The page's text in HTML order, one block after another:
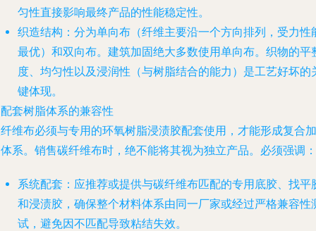
匀性直接影响最终产品的性能稳定性。
织造结构 ：分为单向布（纤维主要沿一个方向排列，受力性
最优）和双向布。建筑加固绝大多数使用单向布。织物的平
度、均匀性以及浸润性（与树脂结合的能力）是工艺好坏的
键体现。
配套树脂体系的兼容性
维布必须与专用的环氧树脂浸渍胶配套使用，才能形成复合加
系。销售碳纤维布时，绝不能将其视为独立产品。必须强调：
系统配套 ：应推荐或提供与碳纤维布匹配的专用底胶、找平
和浸渍胶，确保整个材料体系由同一厂家或经过严格兼容性
试，避免因不匹配导致粘结失效。